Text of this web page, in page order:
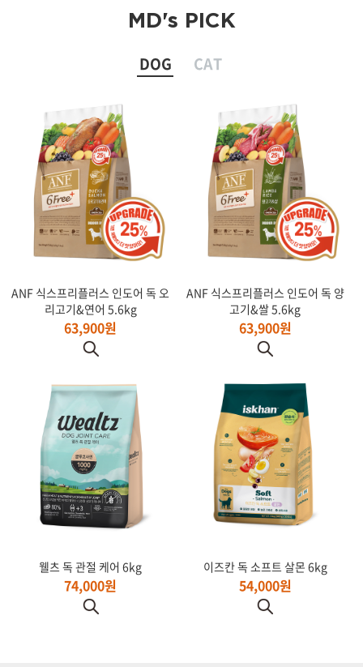
MD's PICK
DOG CAT
ANF 식스프리플러스 인도어 독 오
리고기&연어 5.6kg
63,900원
ANF 식스프리플러스 인도어 독 양
고기&쌀 5.6kg
63,900원
웰츠 독 관절 케어 6kg
74,000원
이즈칸 독 소프트 살몬 6kg
54,000원